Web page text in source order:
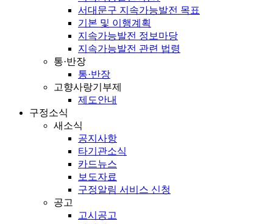
서대문구 지속가능발전 목표
기본 및 이행계획
지속가능발전 정보마당
지속가능발전 관련 법령
통·반장
통·반장
고향사랑기부제
제도안내
구정소식
새소식
공지사항
타기관소식
카드뉴스
보도자료
구정알림 서비스 신청
공고
고시공고